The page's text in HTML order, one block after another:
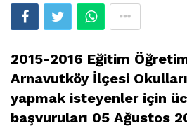
2015-2016 Eğitim
Arnavutköy İlçesi
yapmak isteyenler için
başvuruları 05 Ağustos